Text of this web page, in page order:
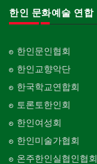
한인 문화예술 연합
한인문인협회
한인교향악단
한국학교연합회
토론토한인회
한인여성회
한인미술가협회
온주한인실협인협회